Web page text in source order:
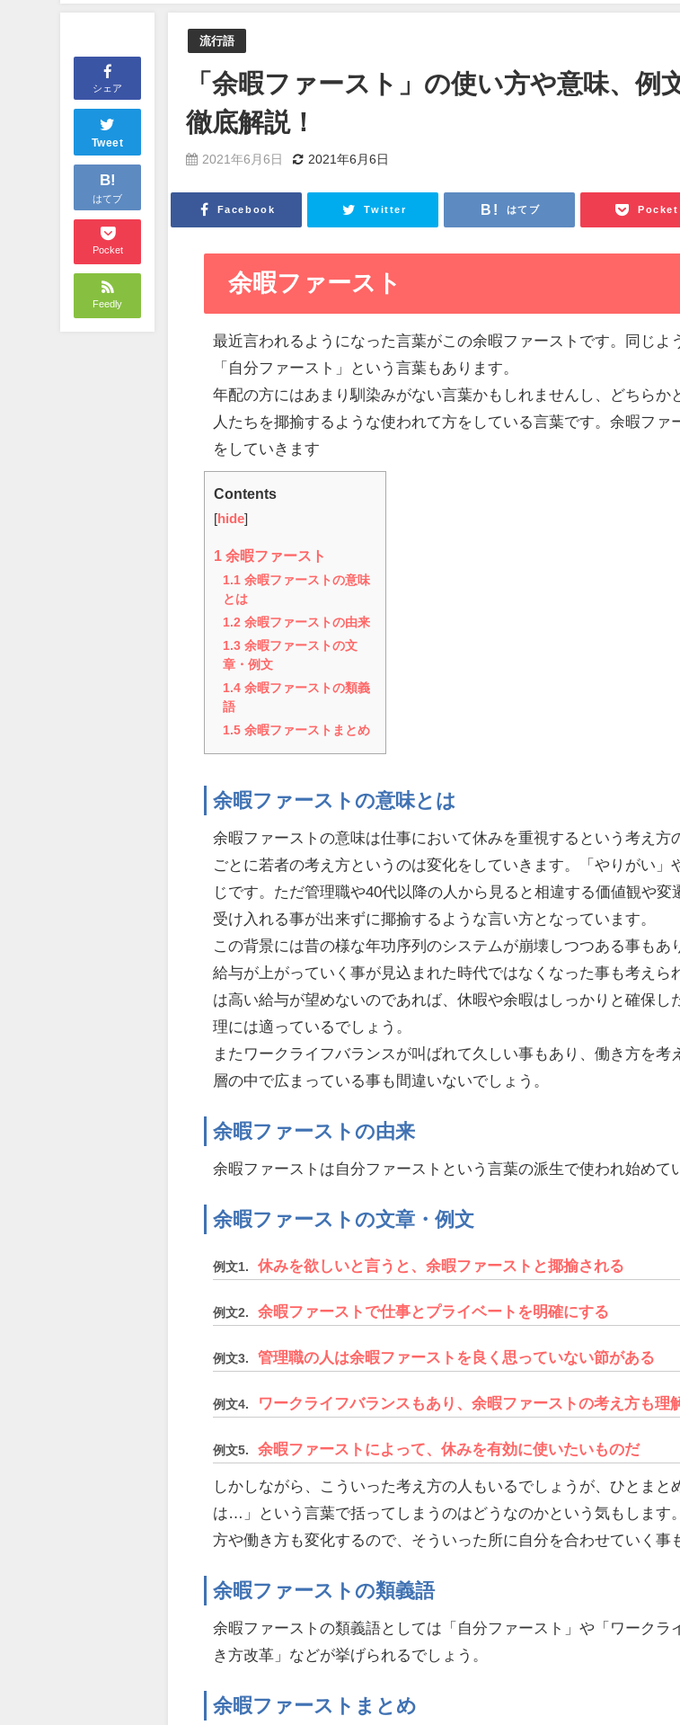
シェア
Tweet
B!
はてブ
Pocket
Feedly
流行語
「余暇ファースト」の使い方や意味、例
徹底解説！
2021年6月6日 2021年6月6日
Facebook Twitter はてブ Pocket
余暇ファースト
最近言われるようになった言葉がこの余暇ファーストです。同じよ
「自分ファースト」という言葉もあります。
年配の方にはあまり馴染みがない言葉かもしれませんし、どちらか
人たちを揶揄するような使われて方をしている言葉です。余暇ファ
をしていきます
Contents
[ hide]
1 余暇ファースト
1.1 余暇ファーストの意味
とは
1.2 余暇ファーストの由来
1.3 余暇ファーストの文
章・例文
1.4 余暇ファーストの類義
語
1.5 余暇ファーストまとめ
余暇ファーストの意味とは
余暇ファーストの意味は仕事において休みを重視するという考え方
ごとに若者の考え方というのは変化をしていきます。「やりがい」
じです。ただ管理職や40代以降の人から見ると相違する価値観や変
受け入れる事が出来ずに揶揄するような言い方となっています。
この背景には昔の様な年功序列のシステムが崩壊しつつある事もあ
給与が上がっていく事が見込まれた時代ではなくなった事も考えら
は高い給与が望めないのであれば、休暇や余暇はしっかりと確保し
理には適っているでしょう。
またワークライフバランスが叫ばれて久しい事もあり、働き方を考
層の中で広まっている事も間違いないでしょう。
余暇ファーストの由来
余暇ファーストは自分ファーストという言葉の派生で使われ始めて
余暇ファーストの文章・例文
例文1. 休みを欲しいと言うと、余暇ファーストと揶揄される
例文2. 余暇ファーストで仕事とプライベートを明確にする
例文3. 管理職の人は余暇ファーストを良く思っていない節がある
例文4. ワークライフバランスもあり、余暇ファーストの考え方も理
例文5. 余暇ファーストによって、休みを有効に使いたいものだ
しかしながら、こういった考え方の人もいるでしょうが、ひとまと
は…」という言葉で括ってしまうのはどうなのかという気もします
方や働き方も変化するので、そういった所に自分を合わせていく事
余暇ファーストの類義語
余暇ファーストの類義語としては「自分ファースト」や「ワークラ
き方改革」などが挙げられるでしょう。
余暇ファーストまとめ